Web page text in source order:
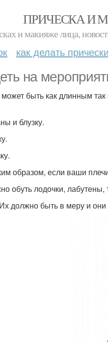
ПРИЧЕСКА И
и макияже лица,
как делать
на
быть как длинным так
и блузку.
образом, если ваши
обуть лодочки,
должно быть в меру и